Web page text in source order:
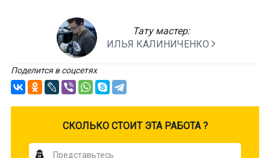
Тату мастер:
ИЛЬЯ КАЛИНИЧЕНКО
Поделится в соцсетях
CКОЛЬКО СТОИТ ЭТА РАБОТА ?